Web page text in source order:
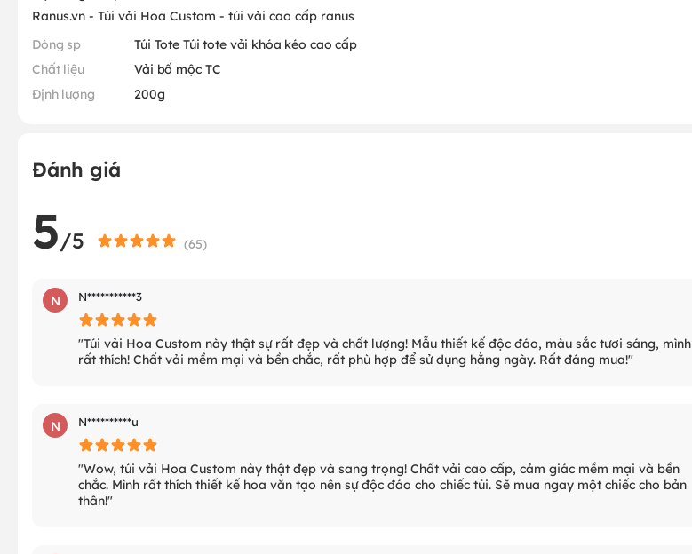
Ranus.vn - Túi vải Hoa Custom - túi vải cao cấp ranus
Dòng sp
Túi Tote Túi tote vải khóa kéo cao cấp
Chất liệu
Vải bố mộc TC
Định lượng
200g
Đánh giá
5/5 (65)
N N***********3
"Túi vải Hoa Custom này thật sự rất đẹp và chất lượng! Mẫu thiết kế độc đáo, màu sắc tươi sáng, mình
rất thích! Chất vải mềm mại và bền chắc, rất phù hợp để sử dụng hằng ngày. Rất đáng mua!"
N N**********u
"Wow, túi vải Hoa Custom này thật đẹp và sang trọng! Chất vải cao cấp, cảm giác mềm mại và bền
chắc. Mình rất thích thiết kế hoa văn tạo nên sự độc đáo cho chiếc túi. Sẽ mua ngay một chiếc cho bản
thân!"